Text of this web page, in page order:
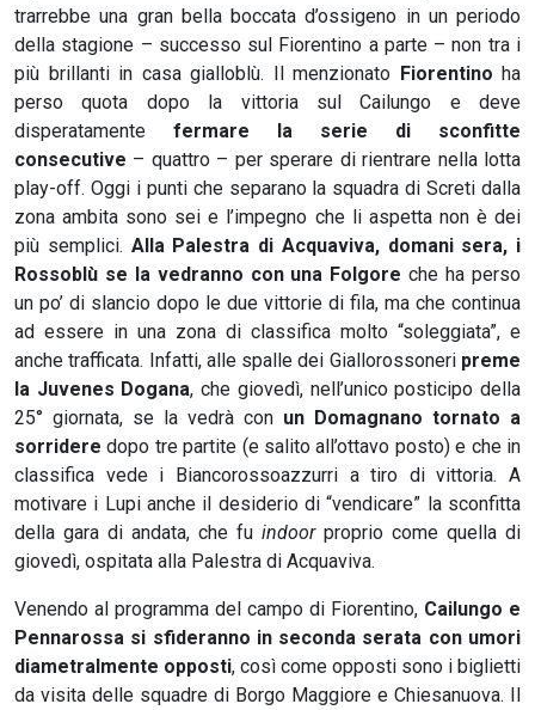
trarrebbe una gran bella boccata d’ossigeno in un periodo
della stagione – successo sul Fiorentino a parte – non tra i
più brillanti in casa gialloblù. Il menzionato Fiorentino ha
perso quota dopo la vittoria sul Cailungo e deve
disperatamente fermare la serie di sconfitte
consecutive – quattro – per sperare di rientrare nella lotta
play-off. Oggi i punti che separano la squadra di Screti dalla
zona ambita sono sei e l’impegno che li aspetta non è dei
più semplici. Alla Palestra di Acquaviva, domani sera, i
Rossoblù se la vedranno con una Folgore che ha perso
un po’ di slancio dopo le due vittorie di fila, ma che continua
ad essere in una zona di classifica molto “soleggiata”, e
anche trafficata. Infatti, alle spalle dei Giallorossoneri preme
la Juvenes Dogana, che giovedì, nell’unico posticipo della
25° giornata, se la vedrà con un Domagnano tornato a
sorridere dopo tre partite (e salito all’ottavo posto) e che in
classifica vede i Biancorossoazzurri a tiro di vittoria. A
motivare i Lupi anche il desiderio di “vendicare” la sconfitta
della gara di andata, che fu indoor proprio come quella di
giovedì, ospitata alla Palestra di Acquaviva.
Venendo al programma del campo di Fiorentino, Cailungo e
Pennarossa si sfideranno in seconda serata con umori
diametralmente opposti, così come opposti sono i biglietti
da visita delle squadre di Borgo Maggiore e Chiesanuova. Il